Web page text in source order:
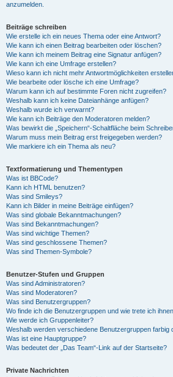
anzumelden.
Beiträge schreiben
Wie erstelle ich ein neues Thema oder eine Antwort?
Wie kann ich einen Beitrag bearbeiten oder löschen?
Wie kann ich meinem Beitrag eine Signatur anfügen?
Wie kann ich eine Umfrage erstellen?
Wieso kann ich nicht mehr Antwortmöglichkeiten
Wie bearbeite oder lösche ich eine Umfrage?
Warum kann ich auf bestimmte Foren nicht zugreifen?
Weshalb kann ich keine Dateianhänge anfügen?
Weshalb wurde ich verwarnt?
Wie kann ich Beiträge den Moderatoren melden?
Was bewirkt die „Speichern“-Schaltfläche beim
Warum muss mein Beitrag erst freigegeben werden?
Wie markiere ich ein Thema als neu?
Textformatierung und Thementypen
Was ist BBCode?
Kann ich HTML benutzen?
Was sind Smileys?
Kann ich Bilder in meine Beiträge einfügen?
Was sind globale Bekanntmachungen?
Was sind Bekanntmachungen?
Was sind wichtige Themen?
Was sind geschlossene Themen?
Was sind Themen-Symbole?
Benutzer-Stufen und Gruppen
Was sind Administratoren?
Was sind Moderatoren?
Was sind Benutzergruppen?
Wo finde ich die Benutzergruppen und wie trete ich
Wie werde ich Gruppenleiter?
Weshalb werden verschiedene Benutzergruppen farbig
Was ist eine Hauptgruppe?
Was bedeutet der „Das Team“-Link auf der Startseite?
Private Nachrichten